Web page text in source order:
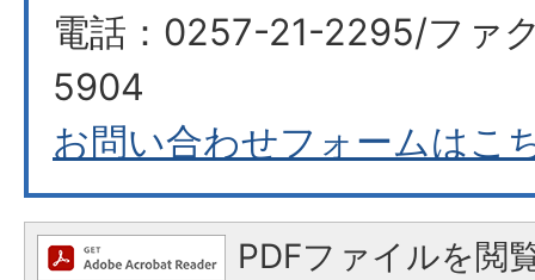
電話：0257-21-2295/ファ
5904
お問い合わせフォームはこ
PDFファイルを閲